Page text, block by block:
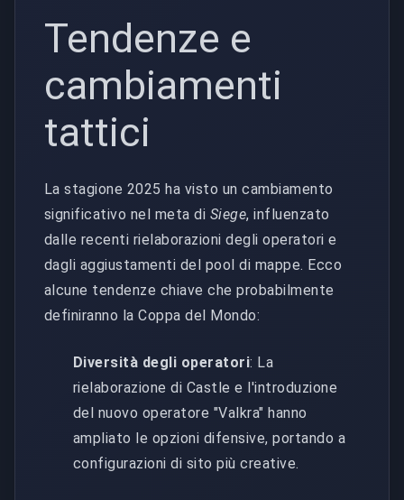
Tendenze e
cambiamenti
tattici
La stagione 2025 ha visto un cambiamento
significativo nel meta di Siege, influenzato
dalle recenti rielaborazioni degli operatori e
dagli aggiustamenti del pool di mappe. Ecco
alcune tendenze chiave che probabilmente
definiranno la Coppa del Mondo:
Diversità degli operatori: La
rielaborazione di Castle e l'introduzione
del nuovo operatore "Valkra" hanno
ampliato le opzioni difensive, portando a
configurazioni di sito più creative.